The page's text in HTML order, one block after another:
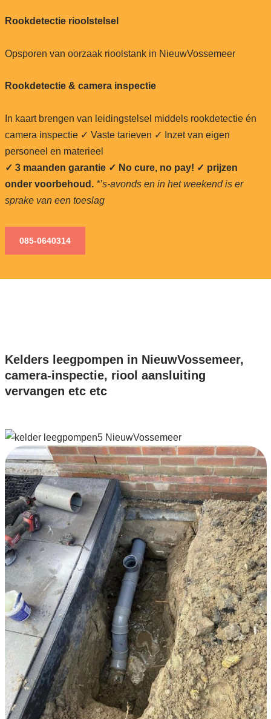
Rookdetectie rioolstelsel
Opsporen van oorzaak rioolstank in NieuwVossemeer
Rookdetectie & camera inspectie
In kaart brengen van leidingstelsel middels rookdetectie én
camera inspectie ✓ Vaste tarieven ✓ Inzet van eigen
personeel en materieel
✓ 3 maanden garantie ✓ No cure, no pay! ✓ prijzen
onder voorbehoud. *’s-avonds en in het weekend is er
sprake van een toeslag
085-0640314
Kelders leegpompen in NieuwVossemeer,
camera-inspectie, riool aansluiting
vervangen etc etc